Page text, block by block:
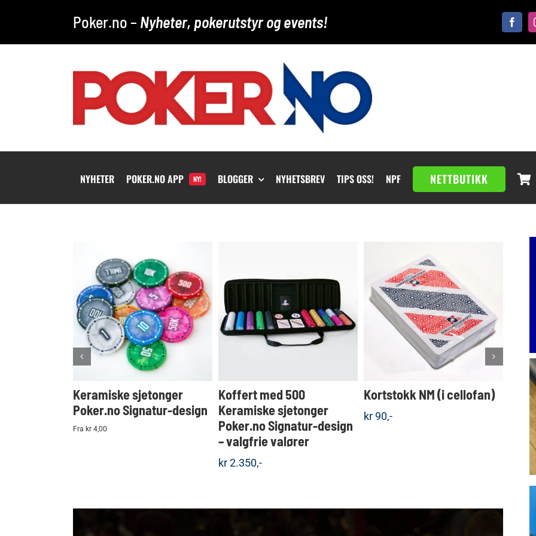
Poker.no – Nyheter, pokerutstyr og events!
NYHETER POKER.NO APP NY! BLOGGER NYHETSBREV TIPS OSS! NPF NETTBUTIKK
KJØP
Detaljer
Keramiske sjetonger
Poker.no Signatur-design
Fra kr 4,00
KJØP
Detaljer
Koffert med 500
Keramiske sjetonger
Poker.no Signatur-design
– valgfrie valører
kr2.350,-
KJØPDette
produktet
har
flere
varianter.
Alternativene
på
produktsiden
Detaljer
Kortstokk NM (i cellofan)
kr90,-